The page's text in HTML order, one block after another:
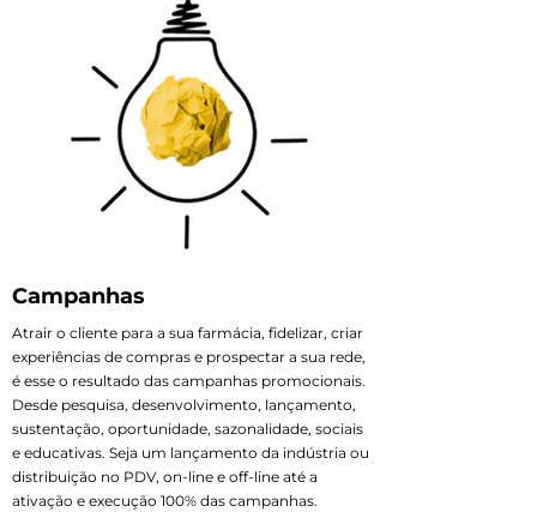
Campanhas
Atrair o cliente para a sua farmácia, fidelizar, criar
experiências de compras e prospectar a sua rede,
é esse o resultado das campanhas promocionais.
Desde pesquisa, desenvolvimento, lançamento,
sustentação, oportunidade, sazonalidade, sociais
e educativas. Seja um lançamento da indústria ou
distribuição no PDV, on-line e off-line até a
ativação e execução 100% das campanhas.